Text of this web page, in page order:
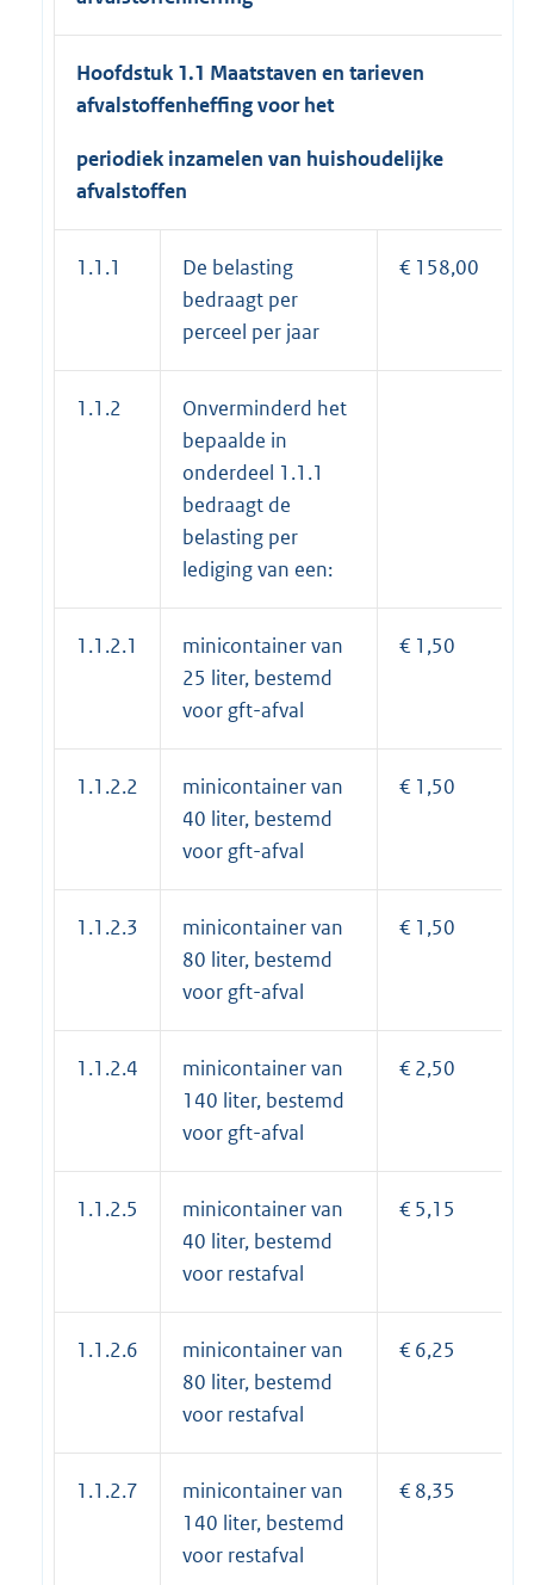
Hoofdstuk 1.1 Maatstaven en tarieven
afvalstoffenheffing voor het
periodiek inzamelen van huishoudelijke
afvalstoffen
1.1.1
De belasting
bedraagt per
perceel per jaar
€ 158,00
1.1.2
Onverminderd het
bepaalde in
onderdeel 1.1.1
bedraagt de
belasting per
lediging van een:
1.1.2.1
minicontainer van
25 liter, bestemd
voor gft-afval
€ 1,50
1.1.2.2
minicontainer van
40 liter, bestemd
voor gft-afval
€ 1,50
1.1.2.3
minicontainer van
80 liter, bestemd
voor gft-afval
€ 1,50
1.1.2.4
minicontainer van
140 liter, bestemd
voor gft-afval
€ 2,50
1.1.2.5
minicontainer van
40 liter, bestemd
voor restafval
€ 5,15
1.1.2.6
minicontainer van
80 liter, bestemd
voor restafval
€ 6,25
1.1.2.7
minicontainer van
140 liter, bestemd
voor restafval
€ 8,35